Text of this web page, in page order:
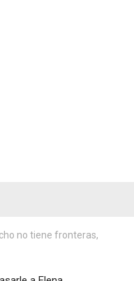
no tiene fronteras,